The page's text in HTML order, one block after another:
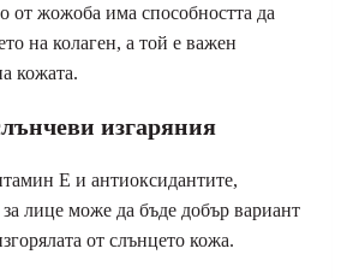
от жожоба има способността да
на колаген, а той е важен
кожата.
изгаряния
Е и антиоксидантите,
лице може да бъде добър вариант
от слънцето кожа.